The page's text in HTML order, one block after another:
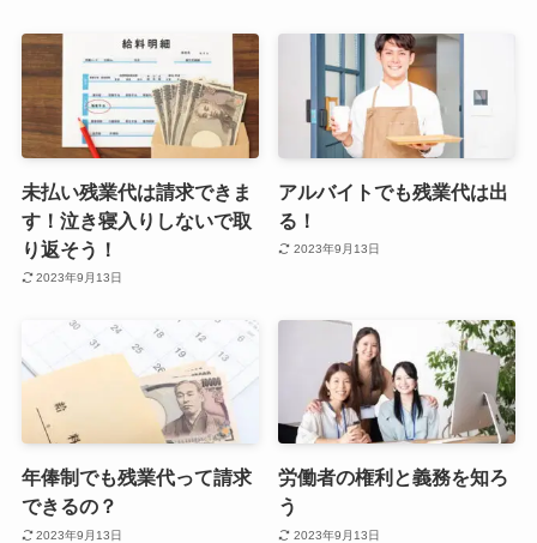
未払い残業代は請求できま
す！泣き寝入りしないで取
り返そう！
2023年9月13日
アルバイトでも残業代は出
る！
2023年9月13日
年俸制でも残業代って請求
できるの？
2023年9月13日
労働者の権利と義務を知ろ
う
2023年9月13日